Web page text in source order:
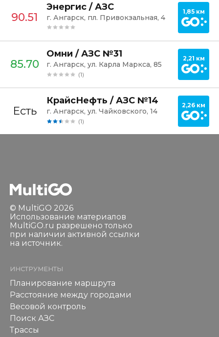
90.51
Энергис / АЗС
г. Ангарск, пл. Привокзальная, 4
1,85 км
85.70
Омни / АЗС №31
г. Ангарск, ул. Карла Маркса, 85
(1)
2,21 км
Есть
КрайсНефть / АЗС №14
г. Ангарск, ул. Чайковского, 14
(1)
2,26 км
© MultiGO 2026
Использование материалов
MultiGO.ru разрешено только
при наличии активной ссылки
на источник.
ИНСТРУМЕНТЫ
Планирование маршрута
Расстояние между городами
Весовой контроль
Поиск АЗС
Трассы